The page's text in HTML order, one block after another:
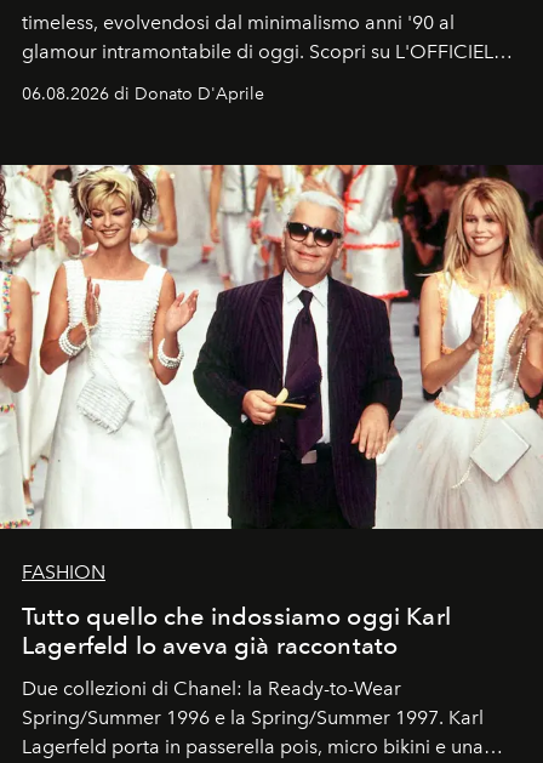
timeless, evolvendosi dal minimalismo anni '90 al
glamour intramontabile di oggi. Scopri su L'OFFICIEL
Italia la sua style evolution.
06.08.2026 di Donato D'Aprile
FASHION
Tutto quello che indossiamo oggi Karl
Lagerfeld lo aveva già raccontato
Due collezioni di Chanel: la Ready-to-Wear
Spring/Summer 1996 e la Spring/Summer 1997. Karl
Lagerfeld porta in passerella pois, micro bikini e una